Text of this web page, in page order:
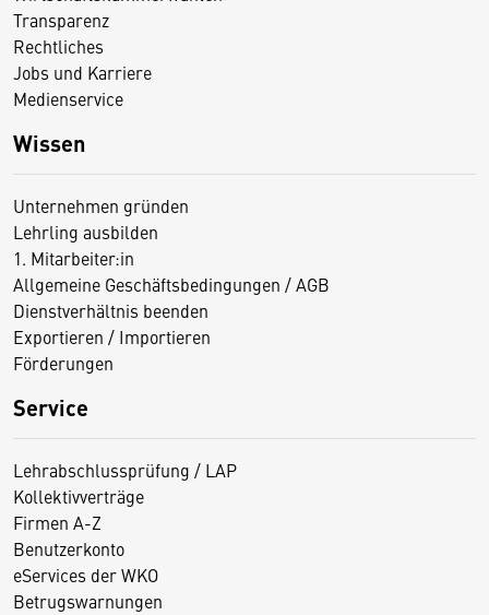
Transparenz
Rechtliches
Jobs und Karriere
Medienservice
Wissen
Unternehmen gründen
Lehrling ausbilden
1. Mitarbeiter:in
Allgemeine Geschäftsbedingungen / AGB
Dienstverhältnis beenden
Exportieren / Importieren
Förderungen
Service
Lehrabschlussprüfung / LAP
Kollektivverträge
Firmen A-Z
Benutzerkonto
eServices der WKO
Betrugswarnungen